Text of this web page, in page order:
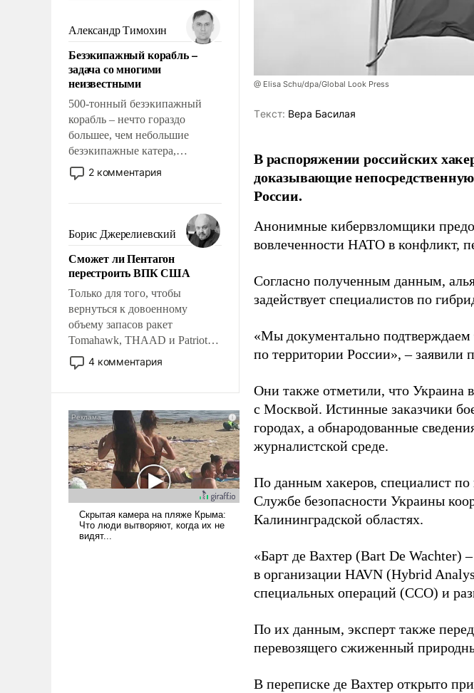
мужественным и твердым под
ударами судьбы, брать на себя
ответственность, помогать
слабым, идти вперед и
адаптироваться.
Александр Тимохин
Безэкипажный корабль –
задача со многими
неизвестными
500-тонный безэкипажный
корабль – нечто гораздо
большее, чем небольшие
безэкипажные катера,
применение которых уже
стало обыденностью. Задача по
сложна и амбициозна. Однако
и ее реализация радикально
поднимет наши боевые
возможности.
2 комментария
Борис Джерелиевский
Сможет ли Пентагон
перестроить ВПК США
Только для того, чтобы
вернуться к довоенному
объему запасов ракет
Tomahawk, THAAD и Patriot
США потребуется более трех
лет. Даже небольшая война с
Сложившаяся ситуация
означает многолетний период
уязвимости США, например,
перед Китаем.
4 комментария
@ Elisa Schu/dpa/Global Look Press
Tекст: Вера Басилая
В распоряжении российских
доказывающие
России.
Анонимные кибервзломщики
вовлеченности НАТО в конфликт,
Согласно полученным данным,
задействует специалистов по
«Мы документально
по территории России», – заявили
Они также отметили, что Украина
с Москвой. Истинные заказчики
городах, а обнародованные
журналистской среде.
По данным хакеров, специалист по
Службе безопасности Украины
Калининградской областях.
«Барт де Вахтер (Bart De Wachter)
в организации HAVN (Hybrid
специальных операций (ССО) и
По их данным, эксперт также
перевозящего сжиженный
В переписке де Вахтер открыто